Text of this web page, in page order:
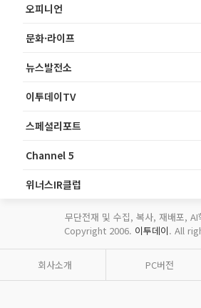
오피니언
문화·라이프
뉴스발전소
이투데이TV
스페셜리포트
Channel 5
위너스IR클럽
무단전재 및 수집, 복사, 재배포, AI
Copyright 2006. 이투데이. All
회사소개 PC버전